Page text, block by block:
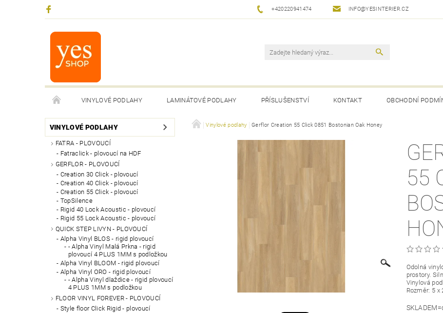
+420220941474 INFO@YESINTERIER.CZ
VINYLOVÉ PODLAHY LAMINÁTOVÉ PODLAHY PŘÍSLUŠENSTVÍ KONTAKT OBCHODNÍ
VINYLOVÉ PODLAHY
FATRA - PLOVOUCÍ
Fatraclick - plovoucí na HDF
GERFLOR - PLOVOUCÍ
Creation 30 Click - plovoucí
Creation 40 Click - plovoucí
Creation 55 Click - plovoucí
TopSilence
Rigid 40 Lock Acoustic - plovoucí
Rigid 55 Lock Acoustic - plovoucí
QUICK STEP LIVYN - PLOVOUCÍ
Alpha Vinyl BLOS - rigid plovoucí
- Alpha Vinyl Malá Prkna - rigid
plovoucí 4 PLUS 1MM s podložkou
Alpha Vinyl BLOOM - rigid plovoucí
Alpha Vinyl ORO - rigid plovoucí
- Alpha Vinyl dlaždice - rigid plovoucí
4 PLUS 1MM s podložkou
FLOOR VINYL FOREVER - PLOVOUCÍ
Style floor Click Rigid - plovoucí
Vinylové podlahy Gerflor Creation 55 Click 0851 Bostonian Oak Honey
55
Odolná
prostory.
Vinylová
Rozměr: 5 x